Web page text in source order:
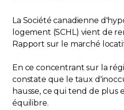
Réglementation
Copropriété
Environnement
La Société canadienne
logement (SCHL) vient de
Rapport sur le marché
En ce concentrant sur la
constate que le taux
hausse, ce qui tend de plus
équilibre.